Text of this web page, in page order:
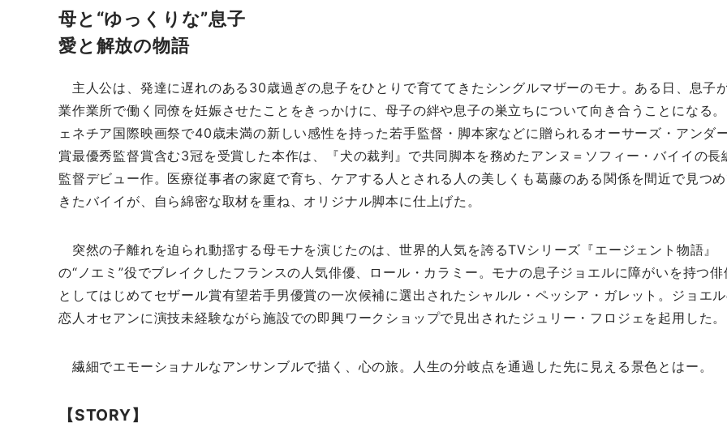
母と“ゆっくりな”息子
愛と解放の物語
主人公は、発達に遅れのある30歳過ぎの息子をひとりで育ててきたシングルマザーのモナ。ある日、息子
業作業所で働く同僚を妊娠させたことをきっかけに、母子の絆や息子の巣立ちについて向き合うことになる
ェネチア国際映画祭で40歳未満の新しい感性を持った若手監督・脚本家などに贈られるオーサーズ・アンダ
賞最優秀監督賞含む3冠を受賞した本作は、『犬の裁判』で共同脚本を務めたアンヌ＝ソフィー・バイイの長
監督デビュー作。医療従事者の家庭で育ち、ケアする人とされる人の美しくも葛藤のある関係を間近で見つめ
きたバイイが、自ら綿密な取材を重ね、オリジナル脚本に仕上げた。
突然の子離れを迫られ動揺する母モナを演じたのは、世界的人気を誇るTVシリーズ『エージェント物語』
の“ノエミ”役でブレイクしたフランスの人気俳優、ロール・カラミー。モナの息子ジョエルに障がいを持つ俳
としてはじめてセザール賞有望若手男優賞の一次候補に選出されたシャルル・ペッシア・ガレット。ジョエ
恋人オセアンに演技未経験ながら施設での即興ワークショップで見出されたジュリー・フロジェを起用した。
繊細でエモーショナルなアンサンブルで描く、心の旅。人生の分岐点を通過した先に見える景色とはー。
【STORY】